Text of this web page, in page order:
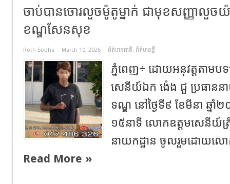
ចាប់បានចោរលួចម៉ូតូម្នាក់ ជាមុខសញ្ញាលួចយ៉
ខណ្ឌសែនសុខ
Roth Sopha March 10, 2026 ព័ត៌មានជាតិ, ព័ត៌មានថ្មី
ភ្នំពេញ÷ ដោយអនុវត្តតាមប
សេនីយ៍ឯក ង៉េង ជួ ប្រធាននា
ទណ្ឌ នៅថ្ងៃទី៩ ខែមីនា ឆ្ន
១៥នាទី លោកឧត្តមសេនីយ៍ត្រី
នាយកដ្ឋាន ចូលរួមដោយល
Read More »